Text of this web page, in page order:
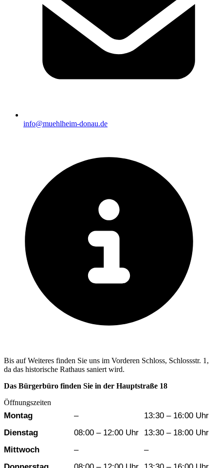
info@muehlheim-donau.de
Bis auf Weiteres finden Sie uns im Vorderen Schloss, Schlossstr. 1,
da das historische Rathaus saniert wird.
Das Bürgerbüro finden Sie in der Hauptstraße 18
Öffnungszeiten
Wochentag Vormittag
Montag –
13:30 – 16:00 Uhr
Dienstag
08:00 – 12:00 Uhr
13:30 – 18:00 Uhr
Mittwoch
–
–